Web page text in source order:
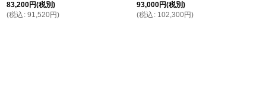
83,200円(税別)
(税込 : 91,520円)
93,000円(税別)
(税込 : 102,300円)